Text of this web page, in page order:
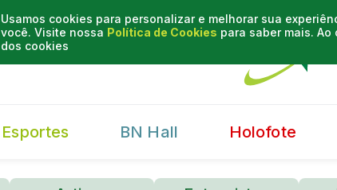
Usamos cookies para personalizar e melhorar sua
você. Visite nossa Política de Cookies para saber mais.
dos cookies
Esportes BN Hall Holofote